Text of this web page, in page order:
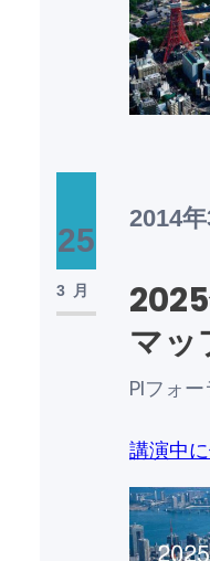
25
3月
2014
マッ
PIフォー
講演中